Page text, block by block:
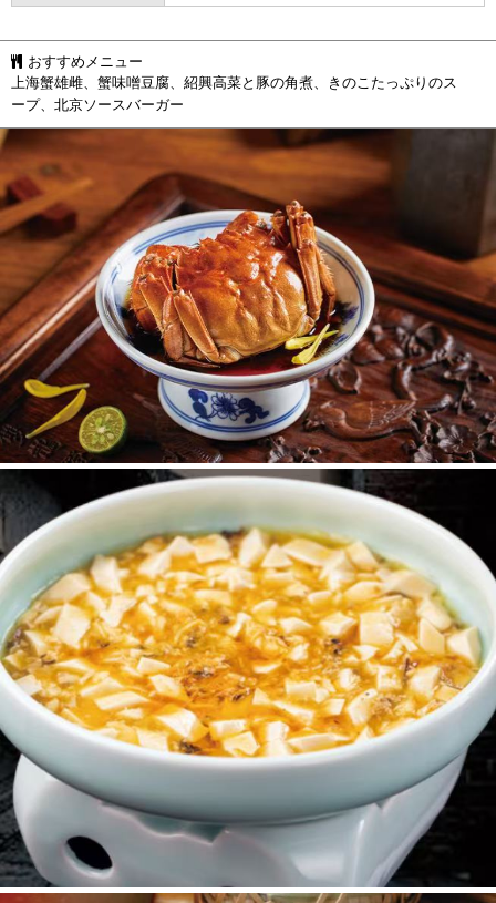
おすすめメニュー
上海蟹雄雌、蟹味噌豆腐、紹興高菜と豚の角煮、きのこたっぷりのス
ープ、北京ソースバーガー